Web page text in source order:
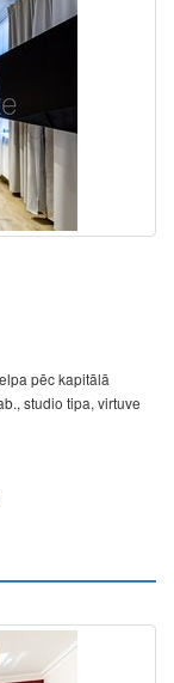
pēc kapitālā
studio tipa, virtuve